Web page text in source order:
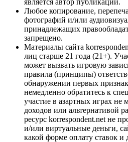
Любое копирование,
фотографий и/или
принадлежащих
запрещено.
Материалы сайта
лиц старше 21 года (21+).
может вызвать игровую
правила (принципы)
обнаружении первых
немедленно обратитесь к
участие в азартных играх не
доходов или альтернативой
ресурс korrespondent.net не
и/или виртуальные деньги,
какой форме оплату ставок и